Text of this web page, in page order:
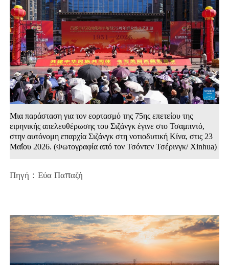
Μια παράσταση για τον εορτασμό της 75ης επετείου της
ειρηνικής απελευθέρωσης του Σιζάνγκ έγινε στο Τσαμπντό,
στην αυτόνομη επαρχία Σιζάνγκ στη νοτιοδυτική Κίνα, στις 23
Μαΐου 2026. (Φωτογραφία από τον Τσόντεν Τσέρινγκ/ Xinhua)
Πηγή：Εύα Παπαζή